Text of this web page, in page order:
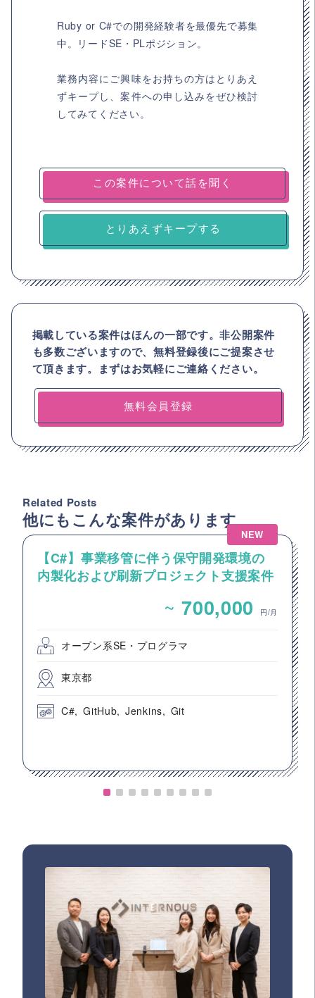
Ruby or C#での開発経験者を最優先で募集
中。リードSE・PLポジション。
業務内容にご興味をお持ちの方はとりあえ
ずキープし、案件への申し込みをぜひ検討
してみてください。
とりあえずキープする
掲載している案件はほんの一部です。非公開案件
も多数ございますので、無料登録後にご提案させ
て頂きます。まずはお気軽にご連絡ください。
無料会員登録
Related Posts
他にもこんな案件があります
NEW
【C#】事業移管に伴う保守開発環境の
内製化および刷新プロジェクト支援案件
~ 700,000 円/月
オープン系SE・プログラマ
東京都
C# GitHub Jenkins Git